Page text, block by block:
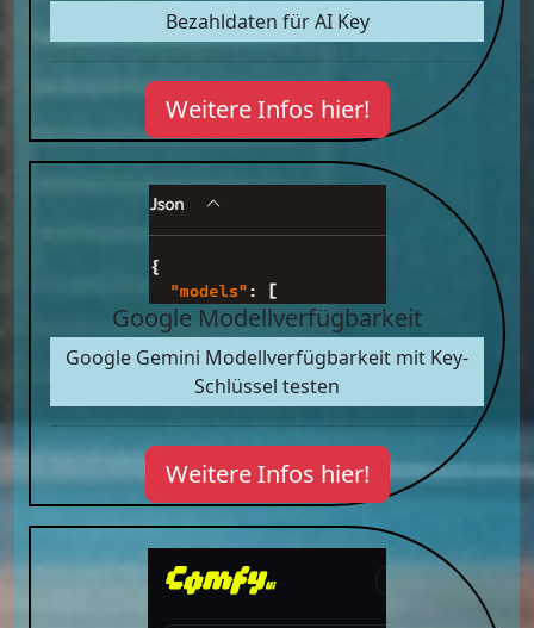
Bezahldaten für AI Key
Weitere Infos hier!
Google Modellverfügbarkeit
Google Gemini Modellverfügbarkeit mit Key-
Schlüssel testen
Weitere Infos hier!